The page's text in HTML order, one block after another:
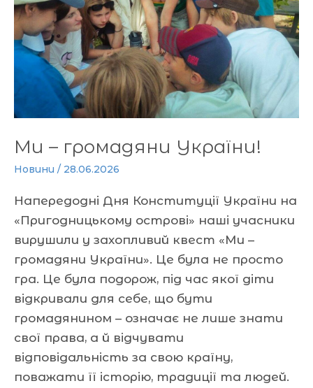
Ми – громадяни України!
Новини / 28.06.2026
Напередодні Дня Конституції України на
«Пригодницькому острові» наші учасники
вирушили у захопливий квест «Ми –
громадяни України». Це була не просто
гра. Це була подорож, під час якої діти
відкривали для себе, що бути
громадянином – означає не лише знати
свої права, а й відчувати
відповідальність за свою країну,
поважати її історію, традиції та людей.